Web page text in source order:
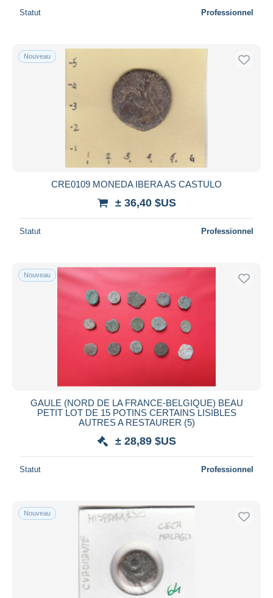
Statut Professionnel
Nouveau
CRE0109 MONEDA IBERA AS CASTULO
± 36,40 $US
Statut Professionnel
Nouveau
GAULE (NORD DE LA FRANCE-BELGIQUE) BEAU
PETIT LOT DE 15 POTINS CERTAINS LISIBLES
AUTRES A RESTAURER (5)
± 28,89 $US
Statut Professionnel
Nouveau